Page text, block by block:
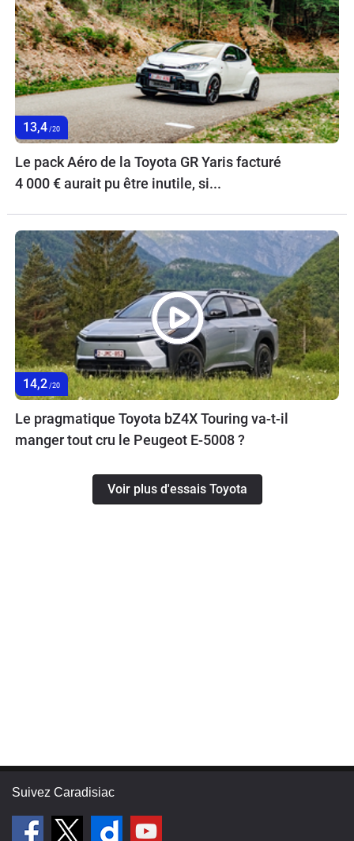
13,4 /20
Le pack Aéro de la Toyota GR Yaris facturé
4 000 € aurait pu être inutile, si...
14,2 /20
Le pragmatique Toyota bZ4X Touring va-t-il
manger tout cru le Peugeot E-5008 ?
Voir plus d'essais Toyota
Suivez Caradisiac